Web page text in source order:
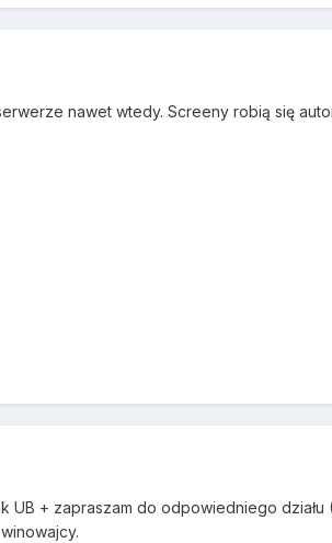
nawet wtedy. Screeny robią się
UB + zapraszam do odpowiedniego działu